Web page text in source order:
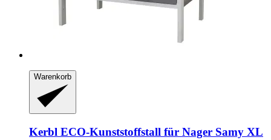
Warenkorb
Kerbl ECO-​Kunststoffstall für Nager Samy XL